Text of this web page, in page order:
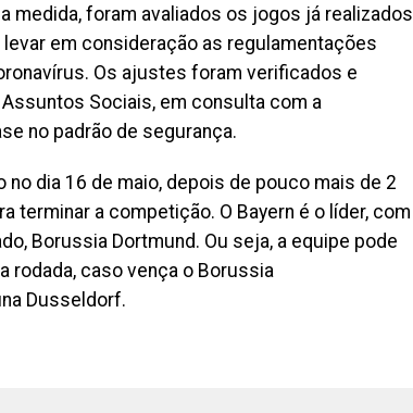
medida, foram avaliados os jogos já realizados
em consideração as regulamentações
Os ajustes foram verificados e
Sociais, em consulta com a
no padrão de segurança.
dia 16 de maio, depois de pouco mais de 2
terminar a competição. O Bayern é o líder, com
Borussia Dortmund. Ou seja, a equipe pode
rodada, caso vença o Borussia
Dusseldorf.